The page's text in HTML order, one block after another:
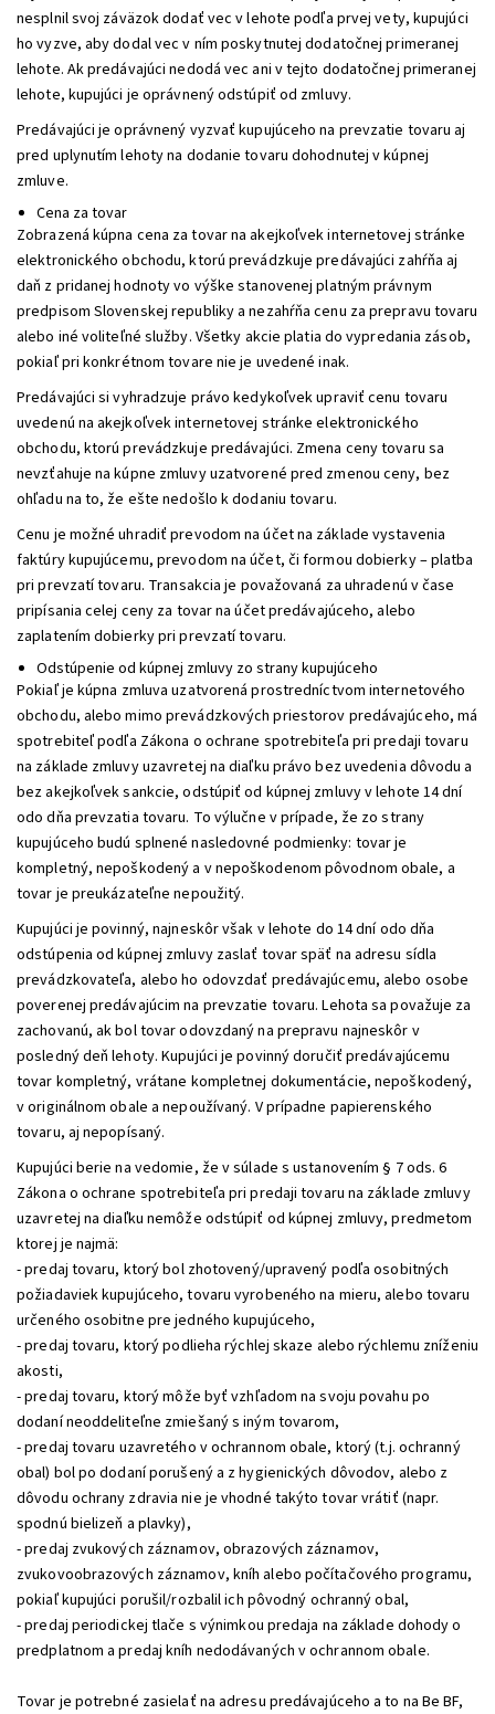
nesplnil svoj záväzok dodať vec v lehote podľa prvej vety, kupujúci
ho vyzve, aby dodal vec v ním poskytnutej dodatočnej primeranej
lehote. Ak predávajúci nedodá vec ani v tejto dodatočnej primeranej
lehote, kupujúci je oprávnený odstúpiť od zmluvy.
Predávajúci je oprávnený vyzvať kupujúceho na prevzatie tovaru aj
pred uplynutím lehoty na dodanie tovaru dohodnutej v kúpnej
zmluve.
Cena za tovar
Zobrazená kúpna cena za tovar na akejkoľvek internetovej stránke
elektronického obchodu, ktorú prevádzkuje predávajúci zahŕňa aj
daň z pridanej hodnoty vo výške stanovenej platným právnym
predpisom Slovenskej republiky a nezahŕňa cenu za prepravu tovaru
alebo iné voliteľné služby. Všetky akcie platia do vypredania zásob,
pokiaľ pri konkrétnom tovare nie je uvedené inak.
Predávajúci si vyhradzuje právo kedykoľvek upraviť cenu tovaru
uvedenú na akejkoľvek internetovej stránke elektronického
obchodu, ktorú prevádzkuje predávajúci. Zmena ceny tovaru sa
nevzťahuje na kúpne zmluvy uzatvorené pred zmenou ceny, bez
ohľadu na to, že ešte nedošlo k dodaniu tovaru.
Cenu je možné uhradiť prevodom na účet na základe vystavenia
faktúry kupujúcemu, prevodom na účet, či formou dobierky – platba
pri prevzatí tovaru. Transakcia je považovaná za uhradenú v čase
pripísania celej ceny za tovar na účet predávajúceho, alebo
zaplatením dobierky pri prevzatí tovaru.
Odstúpenie od kúpnej zmluvy zo strany kupujúceho
Pokiaľ je kúpna zmluva uzatvorená prostredníctvom internetového
obchodu, alebo mimo prevádzkových priestorov predávajúceho, má
spotrebiteľ podľa Zákona o ochrane spotrebiteľa pri predaji tovaru
na základe zmluvy uzavretej na diaľku právo bez uvedenia dôvodu a
bez akejkoľvek sankcie, odstúpiť od kúpnej zmluvy v lehote 14 dní
odo dňa prevzatia tovaru. To výlučne v prípade, že zo strany
kupujúceho budú splnené nasledovné podmienky: tovar je
kompletný, nepoškodený a v nepoškodenom pôvodnom obale, a
tovar je preukázateľne nepoužitý.
Kupujúci je povinný, najneskôr však v lehote do 14 dní odo dňa
odstúpenia od kúpnej zmluvy zaslať tovar späť na adresu sídla
prevádzkovateľa, alebo ho odovzdať predávajúcemu, alebo osobe
poverenej predávajúcim na prevzatie tovaru. Lehota sa považuje za
zachovanú, ak bol tovar odovzdaný na prepravu najneskôr v
posledný deň lehoty. Kupujúci je povinný doručiť predávajúcemu
tovar kompletný, vrátane kompletnej dokumentácie, nepoškodený,
v originálnom obale a nepoužívaný. V prípadne papierenského
tovaru, aj nepopísaný.
Kupujúci berie na vedomie, že v súlade s ustanovením § 7 ods. 6
Zákona o ochrane spotrebiteľa pri predaji tovaru na základe zmluvy
uzavretej na diaľku nemôže odstúpiť od kúpnej zmluvy, predmetom
ktorej je najmä:
- predaj tovaru, ktorý bol zhotovený/upravený podľa osobitných
požiadaviek kupujúceho, tovaru vyrobeného na mieru, alebo tovaru
určeného osobitne pre jedného kupujúceho,
- predaj tovaru, ktorý podlieha rýchlej skaze alebo rýchlemu zníženiu
akosti,
- predaj tovaru, ktorý môže byť vzhľadom na svoju povahu po
dodaní neoddeliteľne zmiešaný s iným tovarom,
- predaj tovaru uzavretého v ochrannom obale, ktorý (t.j. ochranný
obal) bol po dodaní porušený a z hygienických dôvodov, alebo z
dôvodu ochrany zdravia nie je vhodné takýto tovar vrátiť (napr.
spodnú bielizeň a plavky),
- predaj zvukových záznamov, obrazových záznamov,
zvukovoobrazových záznamov, kníh alebo počítačového programu,
pokiaľ kupujúci porušil/rozbalil ich pôvodný ochranný obal,
- predaj periodickej tlače s výnimkou predaja na základe dohody o
predplatnom a predaj kníh nedodávaných v ochrannom obale.
Tovar je potrebné zasielať na adresu predávajúceho a to na Be BF,